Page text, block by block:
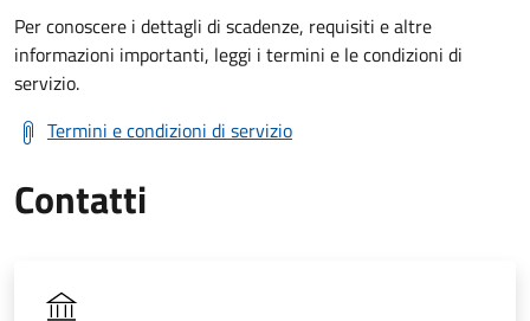
Per conoscere i dettagli di scadenze, requisiti e altre
informazioni importanti, leggi i termini e le condizioni di
servizio.
Termini e condizioni di servizio
Contatti